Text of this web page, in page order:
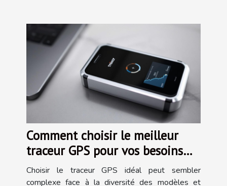
Comment choisir le meilleur
traceur GPS pour vos besoins
spécifiques ?
Choisir le traceur GPS idéal peut sembler
complexe face à la diversité des modèles et